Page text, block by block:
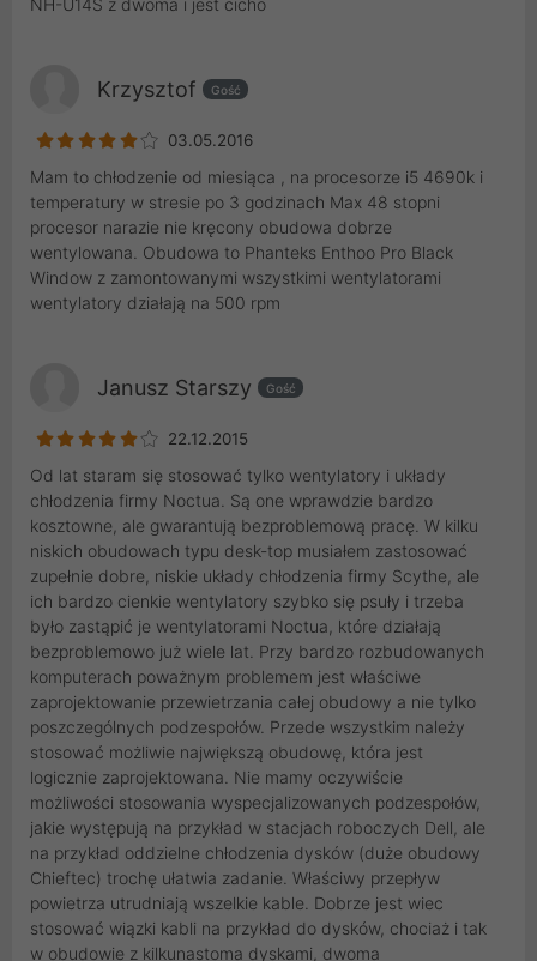
NH-U14S z dwoma i jest cicho
Krzysztof Gość
03.05.2016
Mam to chłodzenie od miesiąca , na procesorze i5 4690k i
temperatury w stresie po 3 godzinach Max 48 stopni
procesor narazie nie kręcony obudowa dobrze
wentylowana. Obudowa to Phanteks Enthoo Pro Black
Window z zamontowanymi wszystkimi wentylatorami
wentylatory działają na 500 rpm
Janusz Starszy Gość
22.12.2015
Od lat staram się stosować tylko wentylatory i układy
chłodzenia firmy Noctua. Są one wprawdzie bardzo
kosztowne, ale gwarantują bezproblemową pracę. W kilku
niskich obudowach typu desk-top musiałem zastosować
zupełnie dobre, niskie układy chłodzenia firmy Scythe, ale
ich bardzo cienkie wentylatory szybko się psuły i trzeba
było zastąpić je wentylatorami Noctua, które działają
bezproblemowo już wiele lat. Przy bardzo rozbudowanych
komputerach poważnym problemem jest właściwe
zaprojektowanie przewietrzania całej obudowy a nie tylko
poszczególnych podzespołów. Przede wszystkim należy
stosować możliwie największą obudowę, która jest
logicznie zaprojektowana. Nie mamy oczywiście
możliwości stosowania wyspecjalizowanych podzespołów,
jakie występują na przykład w stacjach roboczych Dell, ale
na przykład oddzielne chłodzenia dysków (duże obudowy
Chieftec) trochę ułatwia zadanie. Właściwy przepływ
powietrza utrudniają wszelkie kable. Dobrze jest wiec
stosować wiązki kabli na przykład do dysków, chociaż i tak
w obudowie z kilkunastoma dyskami, dwoma